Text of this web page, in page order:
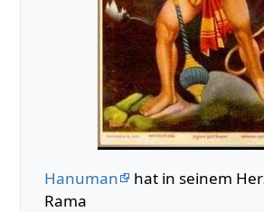
Hanuman
hat in seinem
Rama